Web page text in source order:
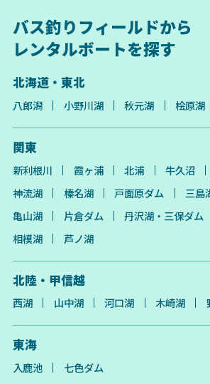
バス釣りフィールドから
レンタルボートを探す
北海道・東北
八郎潟 小野川湖 秋元湖 桧原湖
関東
新利根川 霞ヶ浦 北浦 牛久沼
神流湖
榛名湖 戸面原ダム 三島
亀山湖
片倉ダム 丹沢湖・三保ダム
相模湖
芦ノ湖
北陸・甲信越
西湖 山中湖 河口湖 木崎湖
東海
入鹿池 七色ダム